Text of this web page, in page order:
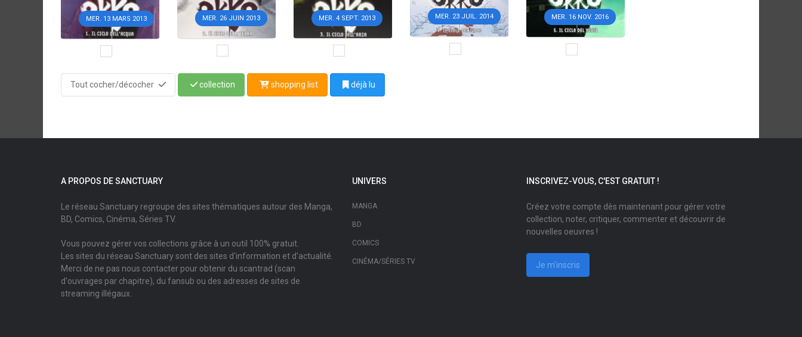
MER. 13 MARS 2013 MER. 26 JUIN 2013 MER. 4 SEPT. 2013 MER. 23 JUIL. 2014 MER. 16 NOV. 2016
Tout cocher/décocher collection shopping list déjà lu
A PROPOS DE SANCTUARY
Le réseau Sanctuary regroupe des sites thématiques autour des Manga,
BD, Comics, Cinéma, Séries TV.
Vous pouvez gérer vos collections grâce à un outil 100% gratuit.
Les sites du réseau Sanctuary sont des sites d'information et d'actualité.
Merci de ne pas nous contacter pour obtenir du scantrad (scan
d'ouvrages par chapitre), du fansub ou des adresses de sites de
streaming illégaux.
UNIVERS
MANGA
BD
COMICS
CINÉMA/SÉRIES TV
INSCRIVEZ-VOUS, C'EST GRATUIT !
Créez votre compte dès maintenant pour gérer votre
collection, noter, critiquer, commenter et découvrir de
nouvelles oeuvres !
Je m'inscris